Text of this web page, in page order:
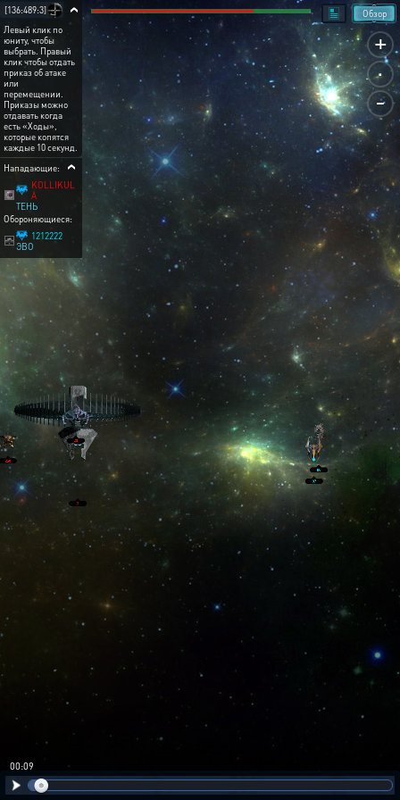
+
.
-
Обзор
[136:489:3]
Левый клик по
юниту, чтобы
выбрать. Правый
клик чтобы отдать
приказ об атаке
или
перемещении.
Приказы можно
отдавать когда
есть «Ходы»,
которые копятся
каждые 10 секунд.
Нападающие:
KOLLIKUL
A
ТЕНЬ
Обороняющиеся:
1212222
ЭВО
00:10